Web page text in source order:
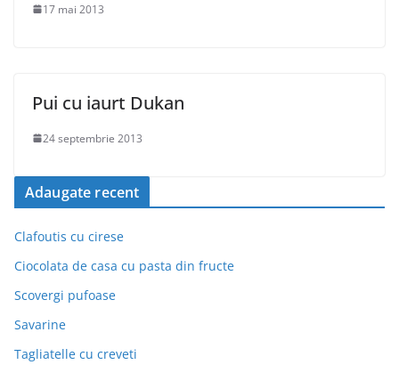
17 mai 2013
Pui cu iaurt Dukan
24 septembrie 2013
Adaugate recent
Clafoutis cu cirese
Ciocolata de casa cu pasta din fructe
Scovergi pufoase
Savarine
Tagliatelle cu creveti